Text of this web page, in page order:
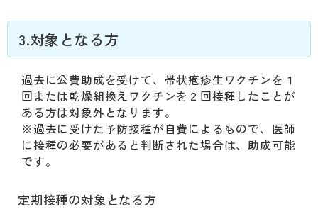
3.対象となる方
過去に公費助成を受けて、帯状疱疹生ワクチンを１
回または乾燥組換えワクチンを２回接種したことが
ある方は対象外となります。
※過去に受けた予防接種が自費によるもので、医師
に接種の必要があると判断された場合は、助成可能
です。
定期接種の対象となる方